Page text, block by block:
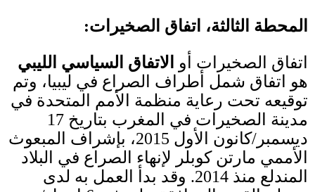
المحطة الثالثة، اتفاق الصخيرات:
اتفاق الصخيرات أو
الاتفاق السياسي الليبي
هو اتفاق شمل أطراف الصراع في ليبيا، وتم
توقيعه تحت رعاية منظمة الأمم المتحدة في
مدينة الصخيرات في المغرب بتاريخ 17
ديسمبر /كانون الأول 2015، بإشراف المبعوث
الأممي مارتن كوبلر لإنهاء الصراع في البلاد
المندلع منذ 2014. وقد بدأ العمل به لدى